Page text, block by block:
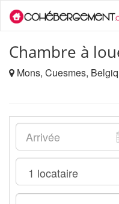
Chambre à
Mons, Cuesmes,